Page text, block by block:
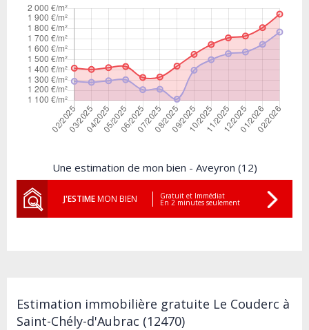
Une estimation de mon bien - Aveyron (12)
J'ESTIMEMON BIEN Gratuit et Immédiat
En 2 minutes seulement
Estimation immobilière gratuite Le Couderc à
Saint-Chély-d'Aubrac (12470)